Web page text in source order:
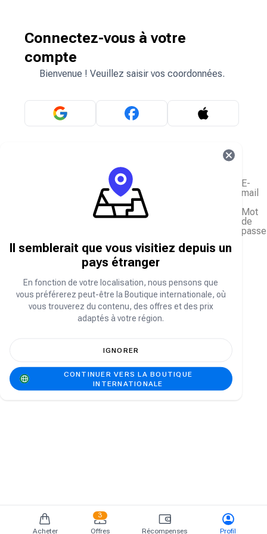
Acheter
3
Offres
Récompenses Profil
Connectez-vous à votre
compte
Bienvenue ! Veuillez saisir vos coordonnées.
E-
mail
Mot
de
passe
Se connecter
Il semblerait que vous visitiez depuis un
pays étranger
En fonction de votre localisation, nous pensons que
vous préférerez peut-être la Boutique internationale, où
vous trouverez du contenu, des offres et des prix
adaptés à votre région.
IGNORER
CONTINUER VERS LA BOUTIQUE
INTERNATIONALE